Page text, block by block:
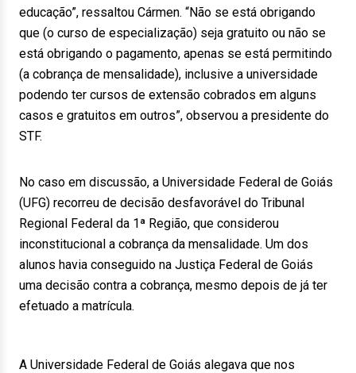
educação”, ressaltou Cármen. “Não se está obrigando
que (o curso de especialização) seja gratuito ou não se
está obrigando o pagamento, apenas se está permitindo
(a cobrança de mensalidade), inclusive a universidade
podendo ter cursos de extensão cobrados em alguns
casos e gratuitos em outros”, observou a presidente do
STF.
No caso em discussão, a Universidade Federal de Goiás
(UFG) recorreu de decisão desfavorável do Tribunal
Regional Federal da 1ª Região, que considerou
inconstitucional a cobrança da mensalidade. Um dos
alunos havia conseguido na Justiça Federal de Goiás
uma decisão contra a cobrança, mesmo depois de já ter
efetuado a matrícula.
A Universidade Federal de Goiás alegava que nos